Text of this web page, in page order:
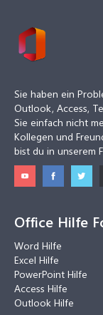
Sie haben ein
Outlook, Access,
Sie einfach nicht
Kollegen und
bist du in unserem
Office Hilfe
Word Hilfe
Excel Hilfe
PowerPoint Hilfe
Access Hilfe
Outlook Hilfe